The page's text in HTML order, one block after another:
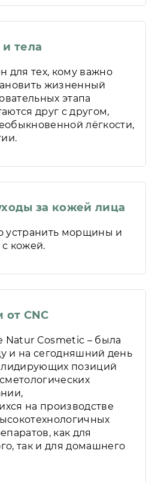
тела
для тех, кому важно
жизненный
этапа
друг с другом,
лёгкости,
за кожей лица
устранить морщины и
кожей.
от СNC
Natur Cosmetic – была
и на сегодняшний день
лидирующих позиций
на производстве
как для
так и для домашнего